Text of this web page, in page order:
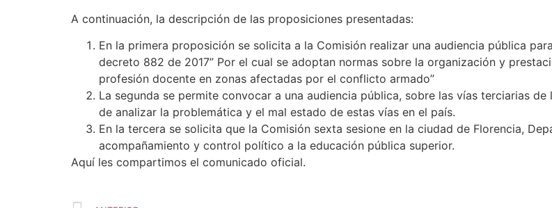
A continuación, la descripción de las proposiciones presentadas:
En la primera proposición se solicita a la Comisión realizar una audiencia pública
decreto 882 de 2017” Por el cual se adoptan normas sobre la organización y
profesión docente en zonas afectadas por el conflicto armado”
La segunda se permite convocar a una audiencia pública, sobre las vías terciarias
de analizar la problemática y el mal estado de estas vías en el país.
En la tercera se solicita que la Comisión sexta sesione en la ciudad de Florencia,
acompañamiento y control político a la educación pública superior.
Aquí les compartimos el comunicado oficial.